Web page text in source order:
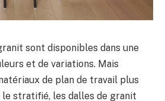
sont disponibles dans une
et de variations. Mais
de plan de travail plus
stratifié, les dalles de granit